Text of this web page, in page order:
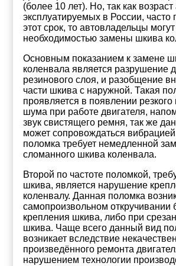
(более 10 лет). Но, так как
эксплуатируемых в России,
этот срок, то автовладельцы могут
необходимостью замены шкива
Основным показанием к замене
коленвала является разрушение
резинового слоя, и разобщение
части шкива с наружной. Такая
проявляется в появлении резкого
шума при работе двигателя,
звук свистящего ремня, так же
может сопровождаться
поломка требует немедленной
сломанного шкива коленвала.
Второй по частоте поломкой,
шкива, является нарушение
коленвалу. Данная поломка
самопроизвольном откручивании
крепления шкива, либо при
шкива. Чаще всего данный вид
возникает вследствие
произведённого ремонта
нарушением технологии